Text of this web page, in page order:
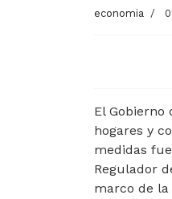
economia
El
hogares y
medidas
Regulador
marco de